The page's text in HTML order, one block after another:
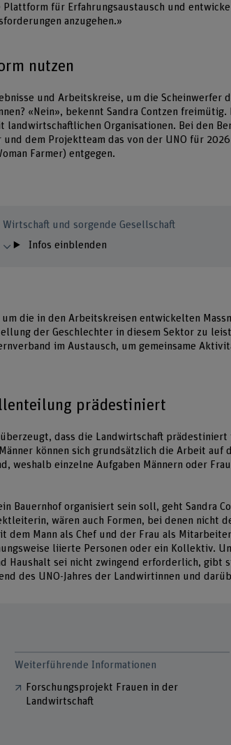
für Erfahrungsaustausch und
anzugehen.»
nutzen
und Arbeitskreise, um die Scheinwerfer
«Nein», bekennt Sandra Contzen
Organisationen. Bei den
dem Projektteam das von der UNO für
Farmer) entgegen.
Wirtschaft und sorgende Gesellschaft
Infos einblenden
die in den Arbeitskreisen entwickelten
der Geschlechter in diesem Sektor zu
im Austausch, um gemeinsame
prädestiniert
dass die Landwirtschaft
können sich grundsätzlich die Arbeit auf
weshalb einzelne Aufgaben Männern oder
Bauernhof organisiert sein soll, geht Sandra
wären auch Formen, bei denen nicht
dem Mann als Chef und der Frau als
liierte Personen oder ein Kollektiv.
Haushalt sei nicht zwingend erforderlich, gibt
des UNO-Jahres der Landwirtinnen und
Weiterführende Informationen
Forschungsprojekt Frauen in der
Landwirtschaft